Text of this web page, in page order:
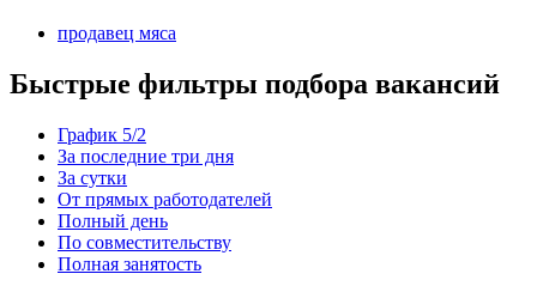
продавец мяса
Быстрые фильтры подбора вакансий
График 5/2
За последние три дня
За сутки
От прямых работодателей
Полный день
По совместительству
Полная занятость